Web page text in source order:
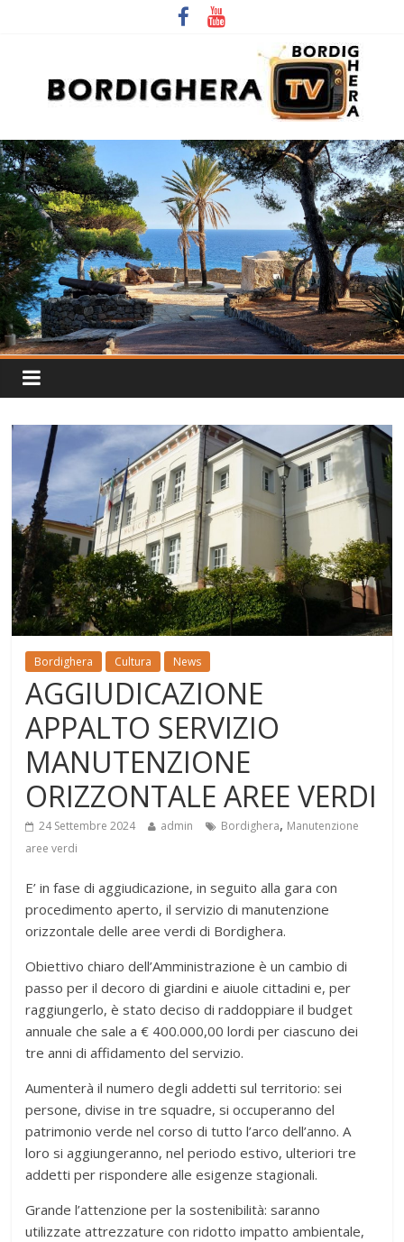
Bordighera Cultura News
AGGIUDICAZIONE
APPALTO SERVIZIO
MANUTENZIONE
ORIZZONTALE AREE VERDI
24 Settembre 2024 admin Bordighera, Manutenzione
aree verdi
E’ in fase di aggiudicazione, in seguito alla gara con
procedimento aperto, il servizio di manutenzione
orizzontale delle aree verdi di Bordighera.
Obiettivo chiaro dell’Amministrazione è un cambio di
passo per il decoro di giardini e aiuole cittadini e, per
raggiungerlo, è stato deciso di raddoppiare il budget
annuale che sale a € 400.000,00 lordi per ciascuno dei
tre anni di affidamento del servizio.
Aumenterà il numero degli addetti sul territorio: sei
persone, divise in tre squadre, si occuperanno del
patrimonio verde nel corso di tutto l’arco dell’anno. A
loro si aggiungeranno, nel periodo estivo, ulteriori tre
addetti per rispondere alle esigenze stagionali.
Grande l’attenzione per la sostenibilità: saranno
utilizzate attrezzature con ridotto impatto ambientale,